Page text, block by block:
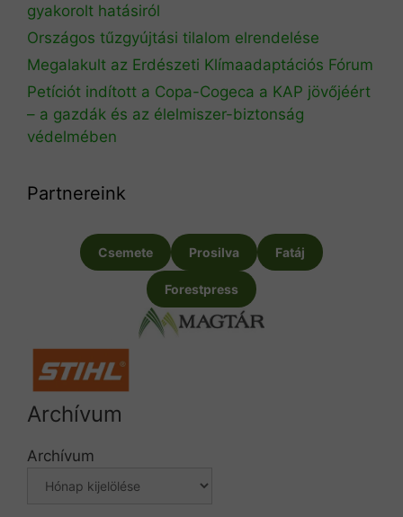
gyakorolt hatásiról
Országos tűzgyújtási tilalom elrendelése
Megalakult az Erdészeti Klímaadaptációs Fórum
Petíciót indított a Copa-Cogeca a KAP jövőjéért
– a gazdák és az élelmiszer-biztonság
védelmében
Partnereink
Csemete Prosilva Fatáj
Forestpress
Archívum
Archívum